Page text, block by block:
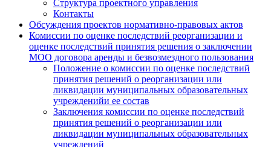
Структура проектного управления
Контакты
Обсуждения проектов нормативно-правовых актов
Комиссии по оценке последствий реорганизации и
оценке последствий принятия решения о заключении
МОО договора аренды и безвозмездного пользования
Положение о комиссии по оценке последствий
принятия решений о реорганизации или
ликвидации муниципальных образовательных
учрежденийи ее состав
Заключения комиссии по оценке последствий
принятия решений о реорганизации или
ликвидации муниципальных образовательных
учреждений